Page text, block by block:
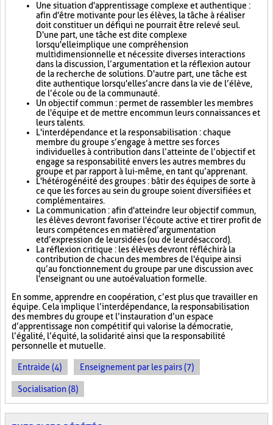
Une situation d'apprentissage complexe et authentique :
afin d'être motivante pour les élèves, la tâche à réaliser
doit constituer un défi qui ne pourrait être relevé seul.
D'une part, une tâche est dite complexe
lorsqu'elle implique une compréhension
multidimensionnelle et nécessite diverses interactions
dans la discussion, l’argumentation et la réflexion autour
de la recherche de solutions. D'autre part, une tâche est
dite authentique lorsqu'elle s’ancre dans la vie de l’élève,
de l’école ou de la communauté.
Un objectif commun : permet de rassembler les membres
de l'équipe et de mettre en commun leurs connaissances et
leurs talents.
L'interdépendance et la responsabilisation : chaque
membre du groupe s’engage à mettre ses forces
individuelles à contribution dans l’atteinte de l’objectif et
engage sa responsabilité envers les autres membres du
groupe et par rapport à lui-même, en tant qu’apprenant.
L'hétérogénéité des groupes : bâtir des équipes de sorte à
ce que les forces au sein du groupe soient diversifiées et
complémentaires.
La communication : afin d'atteindre leur objectif commun,
les élèves devront favoriser l'écoute active et tirer profit de
leurs compétences en matière d’argumentation
et d’expression de leurs idées (ou de leur désaccord).
La réflexion critique : les élèves devront réfléchir à la
contribution de chacun des membres de l'équipe ainsi
qu’au fonctionnement du groupe par une discussion avec
l'enseignant ou une autoévaluation formelle.
En somme, apprendre en coopération, c’est plus que travailler en
équipe. Cela implique l’interdépendance, la responsabilisation
des membres du groupe et l’instauration d’un espace
d’apprentissage non compétitif qui valorise la démocratie,
l’égalité, l’équité, la solidarité ainsi que la responsabilité
personnelle et mutuelle.
Entraide (4) Enseignement par les pairs (7)
Socialisation (8)